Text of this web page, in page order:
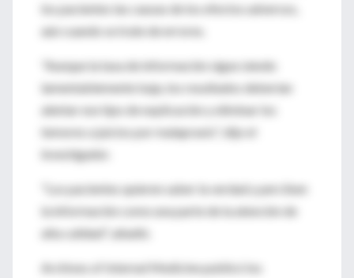
los pacientes las causas de los efectos adversos,
aún cuando se trate de errores.
"Aunque la tasa de información sigue siendo
lamentablemente baja, los resultados deberían
alentar ese tipo de explicación y eliminar los
temores a juicios por malapraxis", dijo el
investigador.
"Los pacientes quieren saber la verdad y perciben
la información como una parte de la atención de
alta calidad", añadió.
Archives of Internal Medicine publicó los